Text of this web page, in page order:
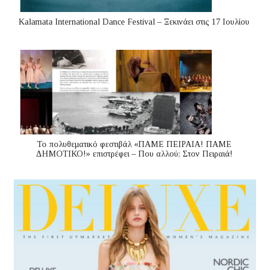
Kalamata International Dance Festival – Ξεκινάει στις 17 Ιουλίου
Το πολυθεματικό φεστιβάλ «ΠΑΜΕ ΠΕΙΡΑΙΑ! ΠΑΜΕ
ΔΗΜΟΤΙΚΟ!» επιστρέφει – Που αλλού; Στον Πειραιά!